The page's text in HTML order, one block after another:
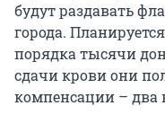
будут раздавать
города.
порядка тысячи
сдачи крови они
компенсации – два